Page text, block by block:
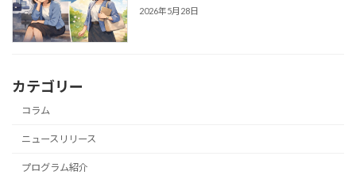
2026年5月28日
カテゴリー
コラム
ニュースリリース
プログラム紹介